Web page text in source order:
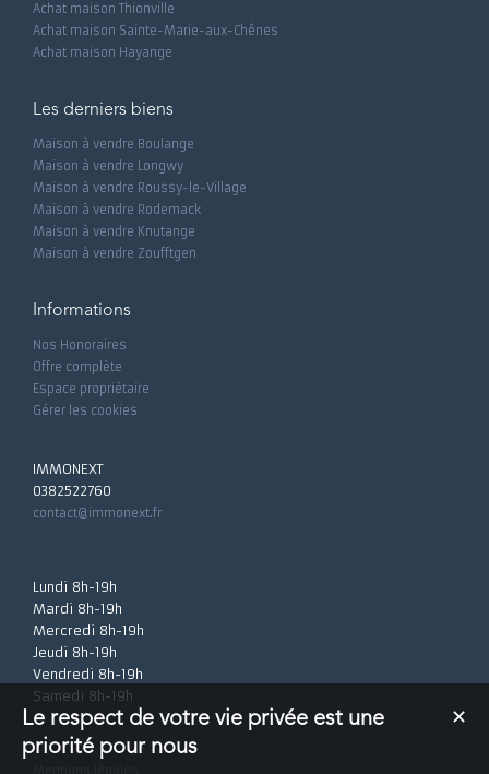
Achat maison Thionville
Achat maison Sainte-Marie-aux-Chênes
Achat maison Hayange
Les derniers biens
Maison à vendre Boulange
Maison à vendre Longwy
Maison à vendre Roussy-le-Village
Maison à vendre Rodemack
Maison à vendre Knutange
Maison à vendre Zoufftgen
Informations
Nos Honoraires
Offre complète
Espace propriétaire
Gérer les cookies
IMMONEXT
0382522760
contact@immonext.fr
Lundi 8h-19h
Mardi 8h-19h
Mercredi 8h-19h
Jeudi 8h-19h
Vendredi 8h-19h
Samedi 8h-19h
✕
Le respect de votre vie privée est une
priorité pour nous